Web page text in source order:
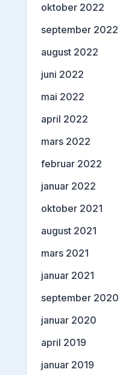
oktober 2022
september 2022
august 2022
juni 2022
mai 2022
april 2022
mars 2022
februar 2022
januar 2022
oktober 2021
august 2021
mars 2021
januar 2021
september 2020
januar 2020
april 2019
januar 2019